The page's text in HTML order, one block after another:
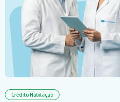
Crédito Habitação